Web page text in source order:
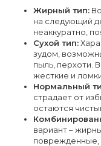
Жирный тип:
на следующий
неаккуратно,
Сухой тип:
зудом,
пыль, перхоти.
жесткие и
Нормальный
страдает от
остаются
вариант –
поврежденные,